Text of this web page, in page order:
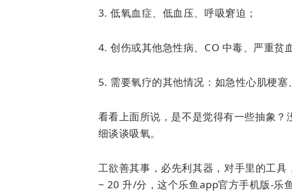
3. 低氧血症、低血压、呼吸窘迫；
4. 创伤或其他急性病、CO 中毒、严重贫
5. 需要氧疗的其他情况：如急性心肌梗塞
看看上面所说，是不是觉得有一些抽象
细谈谈吸氧。
工欲善其事，必先利其器，对手里的工
~ 20 升/分，这个乐鱼app官方手机版-乐